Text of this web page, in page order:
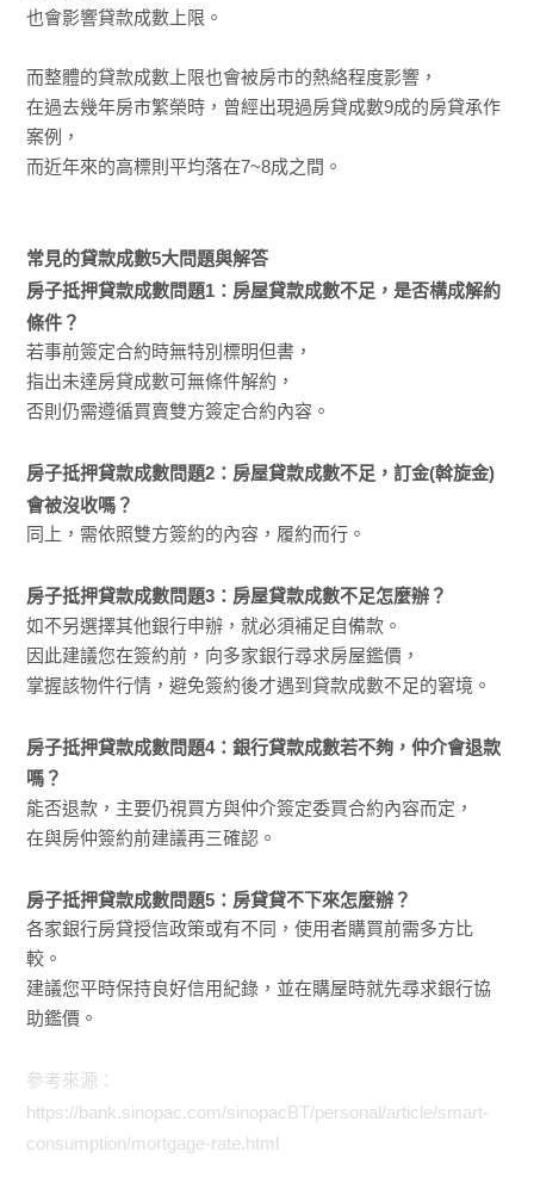
也會影響貸款成數上限。
而整體的貸款成數上限也會被房市的熱絡程度影響，
在過去幾年房市繁榮時，曾經出現過房貸成數9成的房貸承作
案例，
而近年來的高標則平均落在7~8成之間。
常見的貸款成數5大問題與解答
房子抵押貸款成數問題1：房屋貸款成數不足，是否構成解約
條件？
若事前簽定合約時無特別標明但書，
指出未達房貸成數可無條件解約，
否則仍需遵循買賣雙方簽定合約內容。
房子抵押貸款成數問題2：房屋貸款成數不足，訂金(斡旋金)
會被沒收嗎？
同上，需依照雙方簽約的內容，履約而行。
房子抵押貸款成數問題3：房屋貸款成數不足怎麼辦？
如不另選擇其他銀行申辦，就必須補足自備款。
因此建議您在簽約前，向多家銀行尋求房屋鑑價，
掌握該物件行情，避免簽約後才遇到貸款成數不足的窘境。
房子抵押貸款成數問題4：銀行貸款成數若不夠，仲介會退款
嗎？
能否退款，主要仍視買方與仲介簽定委買合約內容而定，
在與房仲簽約前建議再三確認。
房子抵押貸款成數問題5：房貸貸不下來怎麼辦？
各家銀行房貸授信政策或有不同，使用者購買前需多方比
較。
建議您平時保持良好信用紀錄，並在購屋時就先尋求銀行協
助鑑價。
參考來源：
https://bank.sinopac.com/sinopacBT/personal/article/smart-
consumption/mortgage-rate.html